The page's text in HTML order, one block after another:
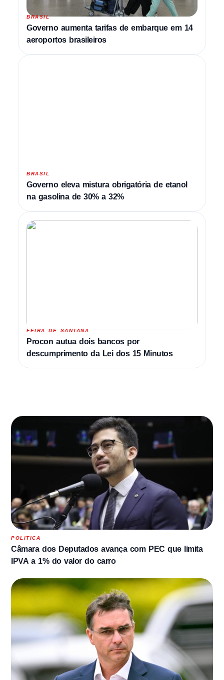
BRASIL
Governo aumenta tarifas de embarque em 14
aeroportos brasileiros
BRASIL
Governo eleva mistura obrigatória de etanol
na gasolina de 30% a 32%
FEIRA DE SANTANA
Procon autua dois bancos por
descumprimento da Lei dos 15 Minutos
POLITICA
Câmara dos Deputados avança com PEC que limita
IPVA a 1% do valor do carro